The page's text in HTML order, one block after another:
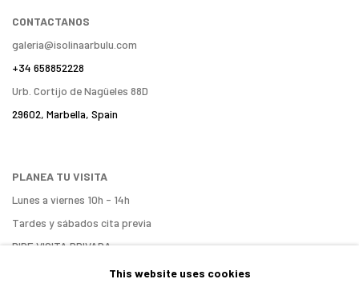
CONTACTANOS
galeria@isolinaarbulu.com
+34 658852228
Urb. Cortijo de Nagüeles 88D
29602, Marbella, Spain
PLANEA TU VISITA
Lunes a viernes 10h - 14h
Tardes y sábados cita previa
PIDE VISITA PRIVADA
This website uses cookies